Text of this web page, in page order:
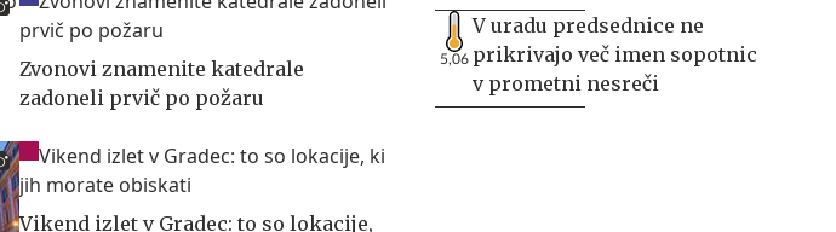
Zvonovi znamenite katedrale
zadoneli prvič po požaru
Vikend izlet v Gradec: to so lokacije,
5,06
V uradu predsednice ne
prikrivajo več imen sopotnic
v prometni nesreči